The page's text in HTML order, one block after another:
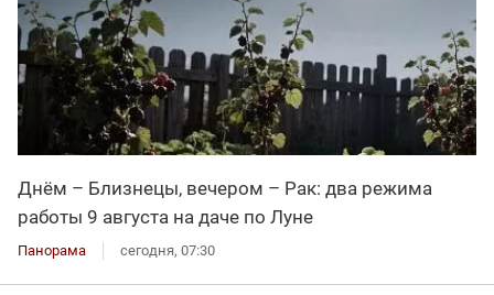
Днём – Близнецы, вечером – Рак: два режима
работы 9 августа на даче по Луне
Панорама сегодня, 07:30